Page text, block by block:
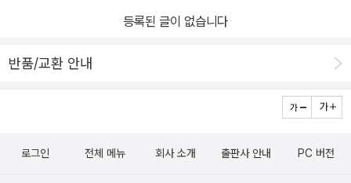
등록된 글이 없습니다
반품/교환 안내
로그인 전체 메뉴 회사 소개 출판사 안내 PC 버전